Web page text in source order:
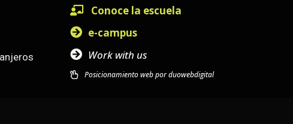
Conoce la escuela
e-campus
Work with us
Posicionamiento web por duowebdigital